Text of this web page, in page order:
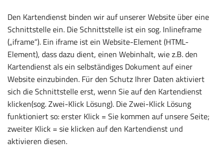
Den Kartendienst binden wir auf unserer Website über eine
Schnittstelle ein. Die Schnittstelle ist ein sog. Inlineframe
(„iframe“). Ein iframe ist ein Website-Element (HTML-
Element), dass dazu dient, einen Webinhalt, wie z.B. den
Kartendienst als ein selbständiges Dokument auf einer
Website einzubinden. Für den Schutz Ihrer Daten aktiviert
sich die Schnittstelle erst, wenn Sie auf den Kartendienst
klicken(sog. Zwei-Klick Lösung). Die Zwei-Klick Lösung
funktioniert so: erster Klick = Sie kommen auf unsere Seite;
zweiter Klick = sie klicken auf den Kartendienst und
aktivieren diesen.